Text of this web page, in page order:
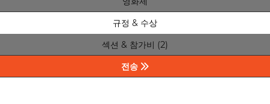
규정 & 수상
섹션 & 참가비 (2)
전송